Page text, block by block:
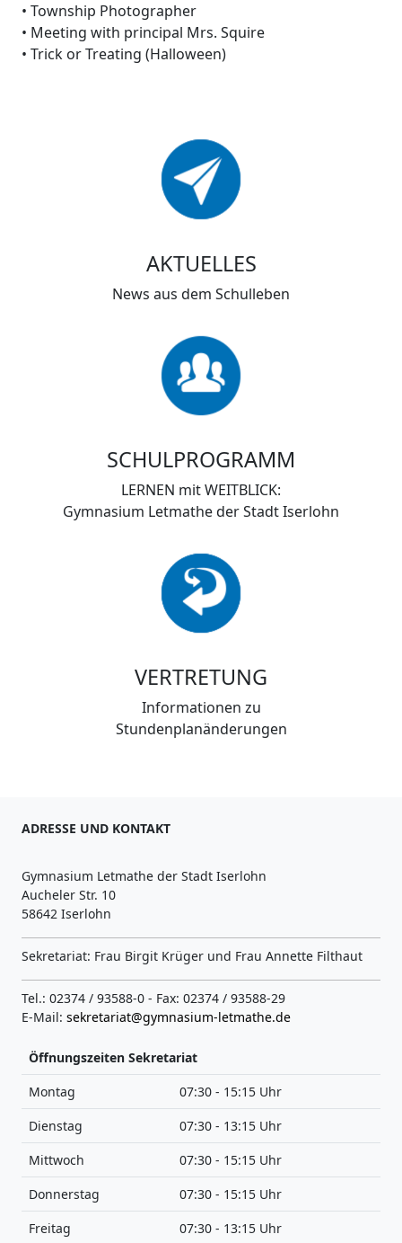
• Township Photographer
• Meeting with principal Mrs. Squire
• Trick or Treating (Halloween)
AKTUELLES
News aus dem Schulleben
SCHULPROGRAMM
LERNEN mit WEITBLICK:
Gymnasium Letmathe der Stadt Iserlohn
VERTRETUNG
Informationen zu
Stundenplanänderungen
ADRESSE UND KONTAKT
Gymnasium Letmathe der Stadt Iserlohn
Aucheler Str. 10
58642 Iserlohn
Sekretariat: Frau Birgit Krüger und Frau Annette Filthaut
Tel.: 02374 / 93588-0 - Fax: 02374 / 93588-29
E-Mail: sekretariat@gymnasium-letmathe.de
Öffnungszeiten Sekretariat
Montag
07:30 - 15:15 Uhr
Dienstag
07:30 - 13:15 Uhr
Mittwoch
07:30 - 15:15 Uhr
Donnerstag
07:30 - 15:15 Uhr
Freitag
07:30 - 13:15 Uhr